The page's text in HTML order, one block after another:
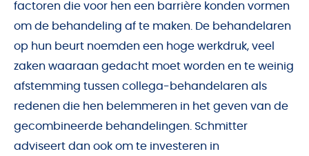
factoren die voor hen een barrière konden vormen
om de behandeling af te maken. De behandelaren
op hun beurt noemden een hoge werkdruk, veel
zaken waaraan gedacht moet worden en te weinig
afstemming tussen collega-behandelaren als
redenen die hen belemmeren in het geven van de
gecombineerde behandelingen. Schmitter
adviseert dan ook om te investeren in